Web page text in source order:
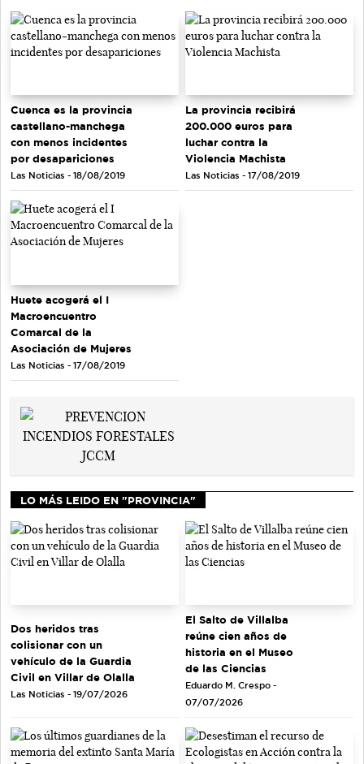
Cuenca es la provincia
castellano-manchega
con menos incidentes
por desapariciones
Las Noticias - 18/08/2019
La provincia recibirá
200.000 euros para
luchar contra la
Violencia Machista
Las Noticias - 17/08/2019
Huete acogerá el I
Macroencuentro
Comarcal de la
Asociación de Mujeres
Las Noticias - 17/08/2019
LO MÁS LEIDO EN "PROVINCIA"
Dos heridos tras
colisionar con un
vehículo de la Guardia
Civil en Villar de Olalla
Las Noticias - 19/07/2026
El Salto de Villalba
reúne cien años de
historia en el Museo
de las Ciencias
Eduardo M. Crespo -
07/07/2026